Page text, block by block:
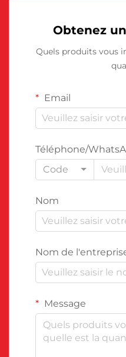
Obtenez
Quels produits vous
Email
Téléphone/
Code
Nom
Nom de
Message